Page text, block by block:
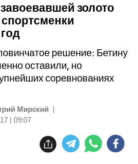
золото
решение: Бетину
оставили, но
соревнованиях
Мирский |
| 09:07